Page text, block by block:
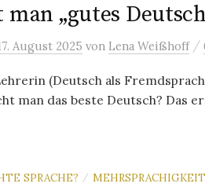
„gutes
August 2025 von Lena Weißhoff /
(Deutsch als
man das beste Deutsch? Das
SPRACHE? / MEHRSPRACHIGKEIT